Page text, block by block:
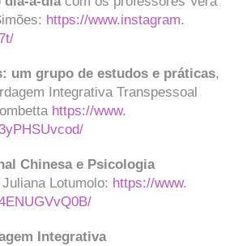
https://www.instagram.
um grupo de estudos e práticas,
Integrativa Transpessoal
https://www.
Chinesa e Psicologia
Lotumolo: https://www.
Integrativa